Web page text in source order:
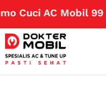
Cuci AC Mobil 99